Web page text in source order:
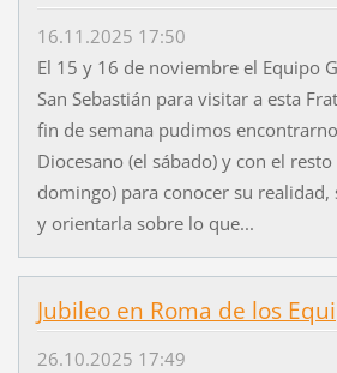
16.11.2025 17:50
El 15 y 16 de noviembre el Equipo
San Sebastián para visitar a esta
fin de semana pudimos
Diocesano (el sábado) y con el
domingo) para conocer su realidad,
y orientarla sobre lo que...
Jubileo en Roma de los
26.10.2025 17:49